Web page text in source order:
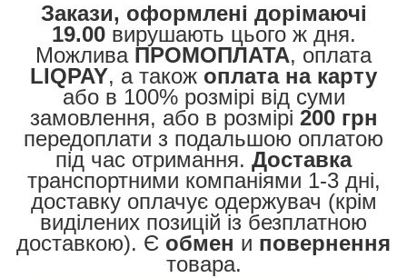
Закази, оформлені дорімаючі
19.00вирушають цього ж дня.
Можлива ПРОМОПЛАТА, оплата
LIQPAY, а також оплата на карту
або в 100% розмірі від суми
замовлення, або в розмірі 200 грн
передоплати з подальшою оплатою
під час отримання. Доставка
транспортними компаніями 1-3 дні,
доставку оплачує одержувач (крім
виділених позицій із безплатною
доставкою). Є обмен и повернення
товара.